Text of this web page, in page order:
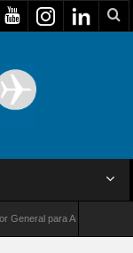
para América Latina